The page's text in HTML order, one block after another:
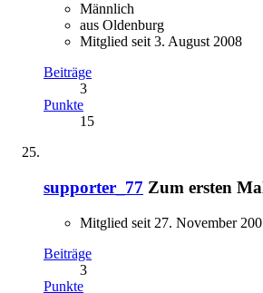
Männlich
aus Oldenburg
Mitglied seit 3. August 2008
Beiträge
3
Punkte
15
supporter_77 Zum ersten
Mitglied seit 27. November
Beiträge
3
Punkte